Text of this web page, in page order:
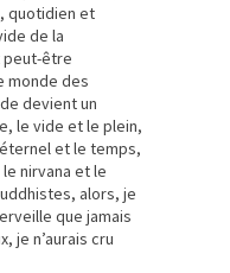
quotidien et
de la
peut-être
monde des
devient un
le vide et le plein,
et le temps,
nirvana et le
alors, je
que jamais
je n’aurais cru